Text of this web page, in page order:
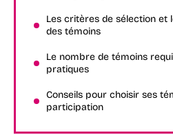
Les critères de sélection et
des témoins
Le nombre de témoins
pratiques
Conseils pour choisir ses
participation